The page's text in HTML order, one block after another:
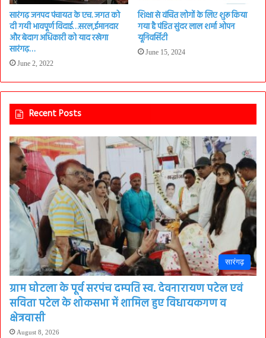
सारंगढ़ जनपद पंचायत के एच. जगत को
दी गयी भावपूर्ण विदाई…सरल,ईमानदार
और बेदाग अधिकारी को याद रखेगा
सारंगढ़…
June 2, 2022
शिक्षा से वंचित लोगों के लिए शुरू किया
गया है पंडित सुंदर लाल शर्मा ओपन
यूनिवर्सिटी
June 15, 2024
Recent Posts
सारंगढ़
ग्राम घोटला के पूर्व सरपंच दम्पति स्व. देवनारायण पटेल एवं
सविता पटेल के शोकसभा में शामिल हुए विधायकगण व
क्षेत्रवासी
August 8, 2026